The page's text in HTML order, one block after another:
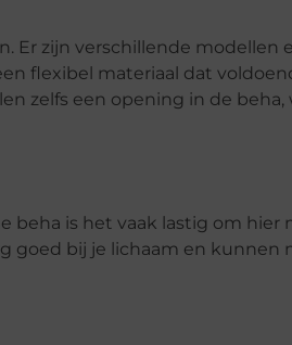
Er zijn verschillende modellen
flexibel materiaal dat
zelfs een opening in de beha,
beha is het vaak lastig om hier
goed bij je lichaam en kunnen